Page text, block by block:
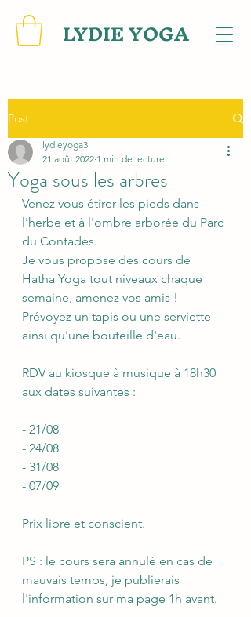
LYDIE YOGA
Post
Yoga sous les arbres
lydieyoga3
21 août 2022 1 min de lecture
Venez vous étirer les pieds dans
l'herbe et à l'ombre arborée du Parc
du Contades.
Je vous propose des cours de
Hatha Yoga tout niveaux chaque
semaine, amenez vos amis !
Prévoyez un tapis ou une serviette
ainsi qu'une bouteille d'eau.
RDV au kiosque à musique à 18h30
aux dates suivantes :
- 21/08
- 24/08
- 31/08
- 07/09
Prix libre et conscient.
PS : le cours sera annulé en cas de
mauvais temps, je publierais
l'information sur ma page 1h avant.